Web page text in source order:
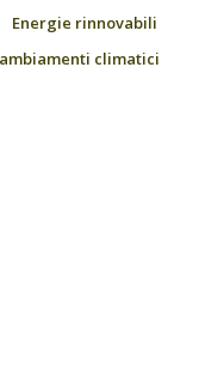
Energie rinnovabili
climatici